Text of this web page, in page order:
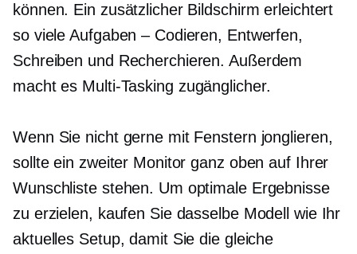
können. Ein zusätzlicher Bildschirm erleichtert
so viele Aufgaben – Codieren, Entwerfen,
Schreiben und Recherchieren. Außerdem
macht es Multi-Tasking zugänglicher.
Wenn Sie nicht gerne mit Fenstern jonglieren,
sollte ein zweiter Monitor ganz oben auf Ihrer
Wunschliste stehen. Um optimale Ergebnisse
zu erzielen, kaufen Sie dasselbe Modell wie Ihr
aktuelles Setup, damit Sie die gleiche